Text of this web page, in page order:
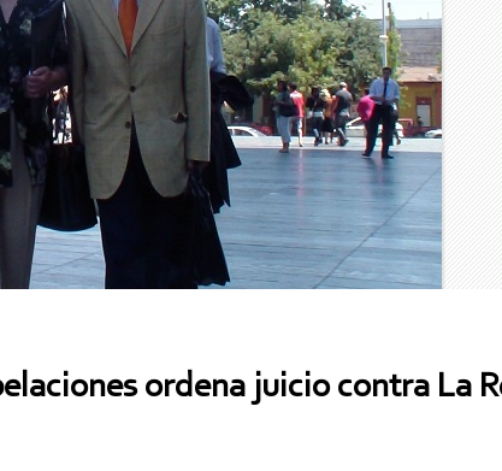
ordena juicio contra La